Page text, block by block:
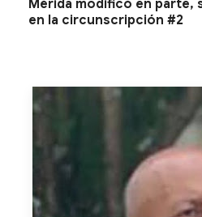
Mérida modificó en parte,
en la circunscripción #2